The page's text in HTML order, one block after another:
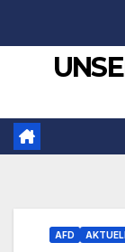
springen
AFD